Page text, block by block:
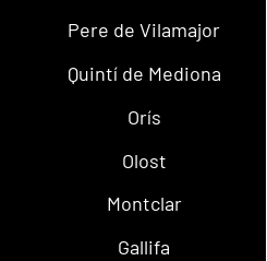
Pere de Vilamajor
Quintí de Mediona
Orís
Olost
Montclar
Gallifa